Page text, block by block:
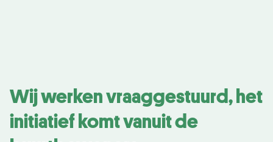
Wij werken vraaggestuurd, het
initiatief komt vanuit de